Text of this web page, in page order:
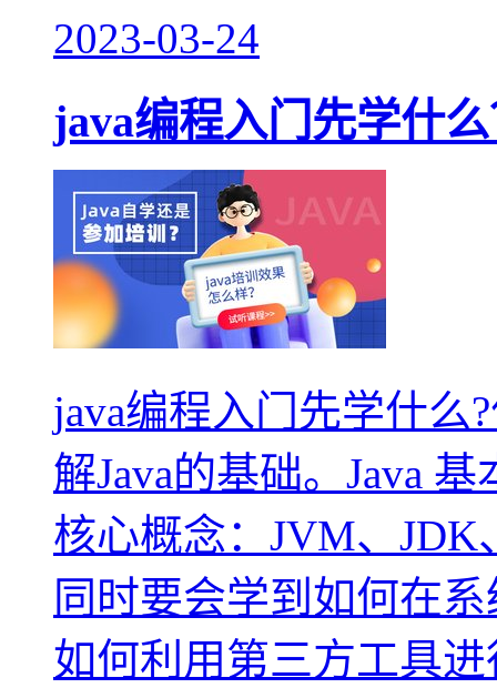
2023-03-24
java编程入门先学什
java编程入门先学什么
解Java的基础。Java
核心概念：JVM、JDK
同时要会学到如何在
如何利用第三方工具进